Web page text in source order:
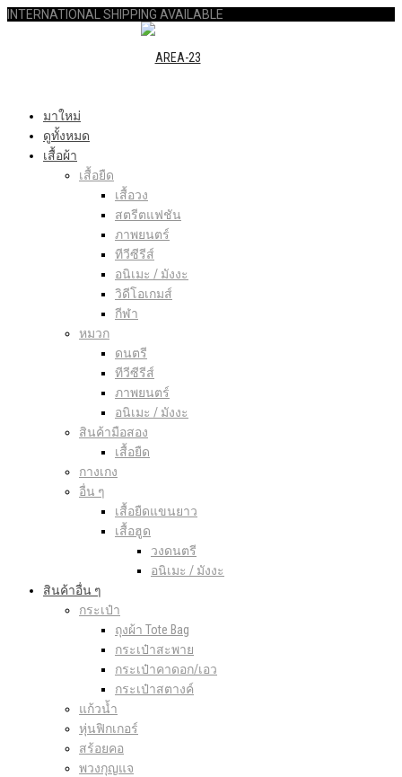
INTERNATIONAL SHIPPING AVAILABLE
มาใหม่
ดูทั้งหมด
เสื้อผ้า
เสื้อยืด
เสื้อวง
สตรีตแฟชัน
ภาพยนตร์
ทีวีซีรีส์
อนิเมะ / มังงะ
วิดีโอเกมส์
กีฬา
หมวก
ดนตรี
ทีวีซีรีส์
ภาพยนตร์
อนิเมะ / มังงะ
สินค้ามือสอง
เสื้อยืด
กางเกง
อื่น ๆ
เสื้อยืดแขนยาว
เสื้อฮูด
วงดนตรี
อนิเมะ / มังงะ
สินค้าอื่น ๆ
กระเป๋า
ถุงผ้า Tote Bag
กระเป๋าสะพาย
กระเป๋าคาดอก/เอว
กระเป๋าสตางค์
แก้วน้ำ
หุ่นฟิกเกอร์
สร้อยคอ
พวงกุญแจ